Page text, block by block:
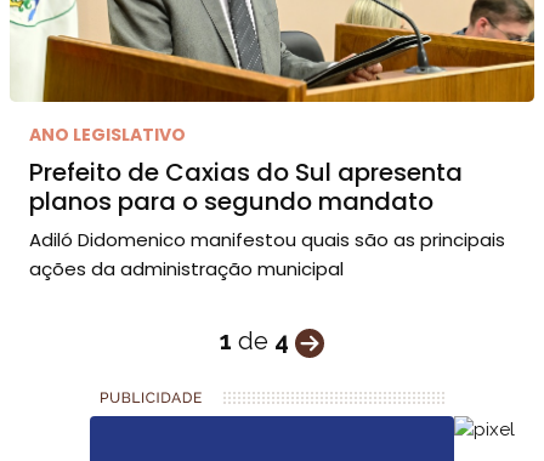
ANO LEGISLATIVO
Prefeito de Caxias do Sul apresenta
planos para o segundo mandato
Adiló Didomenico manifestou quais são as principais
ações da administração municipal
1 de 4